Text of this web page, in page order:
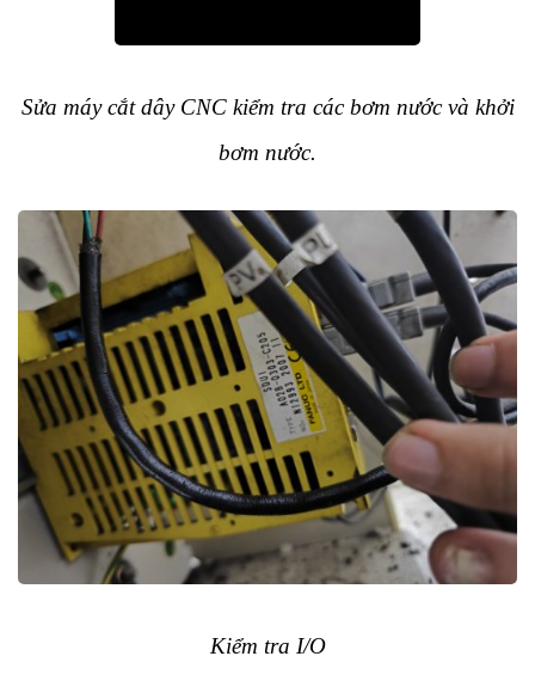
Sửa máy cắt dây CNC kiểm tra các bơm nước và khởi
bơm nước.
Kiểm tra I/O